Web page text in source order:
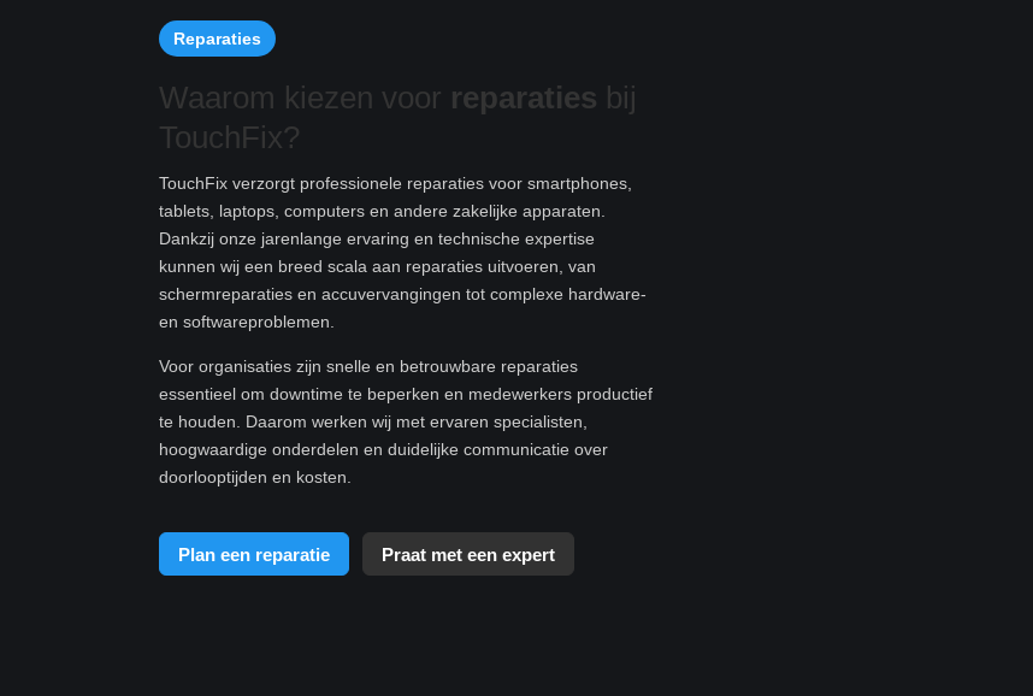
Reparaties
Waarom kiezen voor reparaties bij
TouchFix?
TouchFix verzorgt professionele reparaties voor smartphones,
tablets, laptops, computers en andere zakelijke apparaten.
Dankzij onze jarenlange ervaring en technische expertise
kunnen wij een breed scala aan reparaties uitvoeren, van
schermreparaties en accuvervangingen tot complexe hardware-
en softwareproblemen.
Voor organisaties zijn snelle en betrouwbare reparaties
essentieel om downtime te beperken en medewerkers productief
te houden. Daarom werken wij met ervaren specialisten,
hoogwaardige onderdelen en duidelijke communicatie over
doorlooptijden en kosten.
Plan een reparatie Praat met een expert